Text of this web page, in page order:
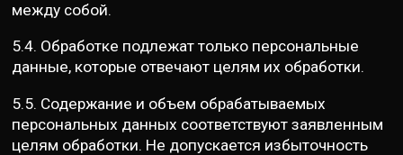
между собой.
5.4. Обработке подлежат только персональные
данные, которые отвечают целям их обработки.
5.5. Содержание и объем обрабатываемых
персональных данных соответствуют заявленным
целям обработки. Не допускается избыточность